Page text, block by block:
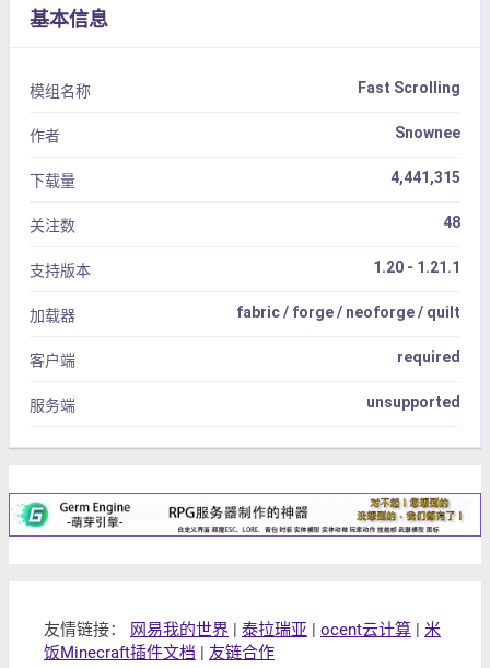
基本信息
模组名称 Fast Scrolling
作者 Snownee
下载量 4,441,315
关注数 48
支持版本 1.20 - 1.21.1
加载器 fabric / forge / neoforge / quilt
客户端 required
服务端 unsupported
友情链接： 网易我的世界 | 泰拉瑞亚 | ocent云计算 | 米
饭Minecraft插件文档 | 友链合作